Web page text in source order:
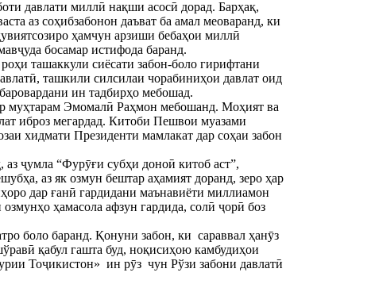
аз соҳибзабонон даъват ба амал меоваранд, ки
ҳамчун арзиши бебаҳои миллӣ
босамар истифода баранд.
ташаккули сиёсати забон-боло гирифтани
ташкили силсилаи чорабиниҳои давлат оид
ин тадбирҳо мебошад.
муҳтарам Эмомалӣ Раҳмон мебошанд. Моҳият ва
иброз мегардад. Китоби Пешвои муазами
хидмати Президенти мамлакат дар соҳаи забон
ҷумла “Фурӯғи субҳи доноӣ китоб аст”,
аз як озмун бештар аҳамият доранд, зеро ҳар
дар ғанӣ гардидани маънавиёти миллиамон
ҳамасола афзун гардида, солӣ ҷорӣ боз
боло баранд. Қонуни забон, ки  сараввал ҳанӯз
қабул гашта буд, ноқисиҳою камбудиҳои
Тоҷикистон»  ин рӯз  чун Рўзи забони давлатӣ